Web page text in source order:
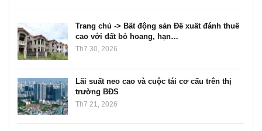
Trang chủ -> Bất động sản Đề xuất đánh thuế
cao với đất bỏ hoang, hạn…
Th7 30, 2026
Lãi suất neo cao và cuộc tái cơ cấu trên thị
trường BĐS
Th7 21, 2026